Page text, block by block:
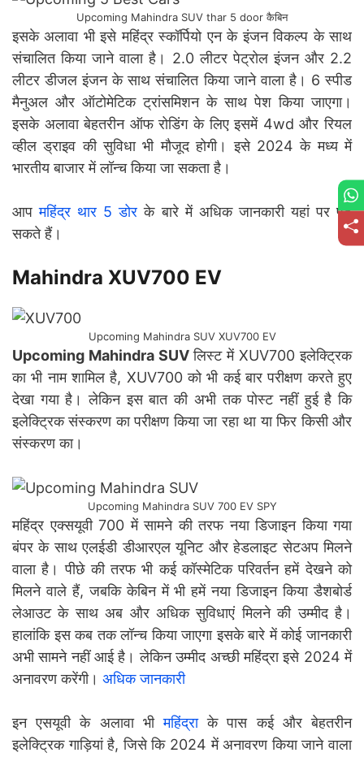
Upcoming Mahindra SUV thar 5 door कैबिन
इसके अलावा भी इसे महिंद्र स्कॉर्पियो एन के इंजन विकल्प के साथ
संचालित किया जाने वाला है। 2.0 लीटर पेट्रोल इंजन और 2.2
लीटर डीजल इंजन के साथ संचालित किया जाने वाला है। 6 स्पीड
मैनुअल और ऑटोमेटिक ट्रांसमिशन के साथ पेश किया जाएगा।
इसके अलावा बेहतरीन ऑफ रोडिंग के लिए इसमें 4wd और रियल
व्हील ड्राइव की सुविधा भी मौजूद होगी। इसे 2024 के मध्य में
भारतीय बाजार में लॉन्च किया जा सकता है।
आपमहिंद्र थार 5 डोर के बारे में अधिक जानकारी यहां पर पढ़
सकते हैं।
Mahindra XUV700 EV
Upcoming Mahindra SUV XUV700 EV
Upcoming Mahindra SUVलिस्ट में XUV700 इलेक्ट्रिक
का भी नाम शामिल है, XUV700 को भी कई बार परीक्षण करते हुए
देखा गया है। लेकिन इस बात की अभी तक पोस्ट नहीं हुई है कि
इलेक्ट्रिक संस्करण का परीक्षण किया जा रहा था या फिर किसी और
संस्करण का।
Upcoming Mahindra SUV 700 EV SPY
महिंद्र एक्सयूवी 700 में सामने की तरफ नया डिजाइन किया गया
बंपर के साथ एलईडी डीआरएल यूनिट और हेडलाइट सेटअप मिलने
वाला है। पीछे की तरफ भी कई कॉस्मेटिक परिवर्तन हमें देखने को
मिलने वाले हैं, जबकि केबिन में भी हमें नया डिजाइन किया डैशबोर्ड
लेआउट के साथ अब और अधिक सुविधाएं मिलने की उम्मीद है।
हालांकि इस कब तक लॉन्च किया जाएगा इसके बारे में कोई जानकारी
अभी सामने नहीं आई है। लेकिन उम्मीद अच्छी महिंद्रा इसे 2024 में
अनावरण करेंगी। अधिक जानकारी
इन एसयूवी के अलावा भीमहिंद्राके पास कई और बेहतरीन
इलेक्ट्रिक गाड़ियां है, जिसे कि 2024 में अनावरण किया जाने वाला